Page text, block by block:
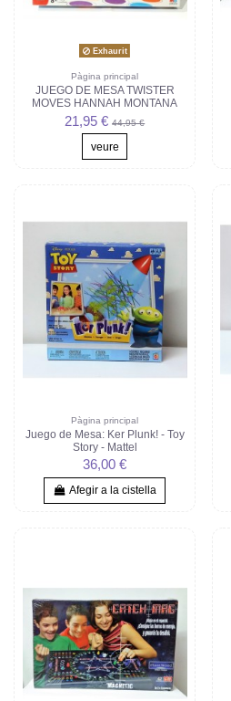
Exhaurit
Pàgina principal
JUEGO DE MESA TWISTER
MOVES HANNAH MONTANA
21,95 €44,95 €
veure
Pàgina principal
Juego de Mesa: Ker Plunk! - Toy
Story - Mattel
36,00 €
Afegir a la cistella